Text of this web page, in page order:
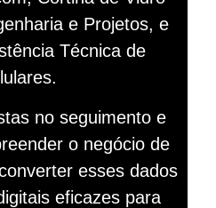
e Projetos, e
Técnica de
no seguimento e
o negócio de
esses dados
eficazes para